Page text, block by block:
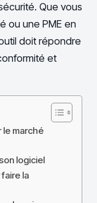
Que vous
ou une PME en
doit répondre
et
le marché
logiciel
la